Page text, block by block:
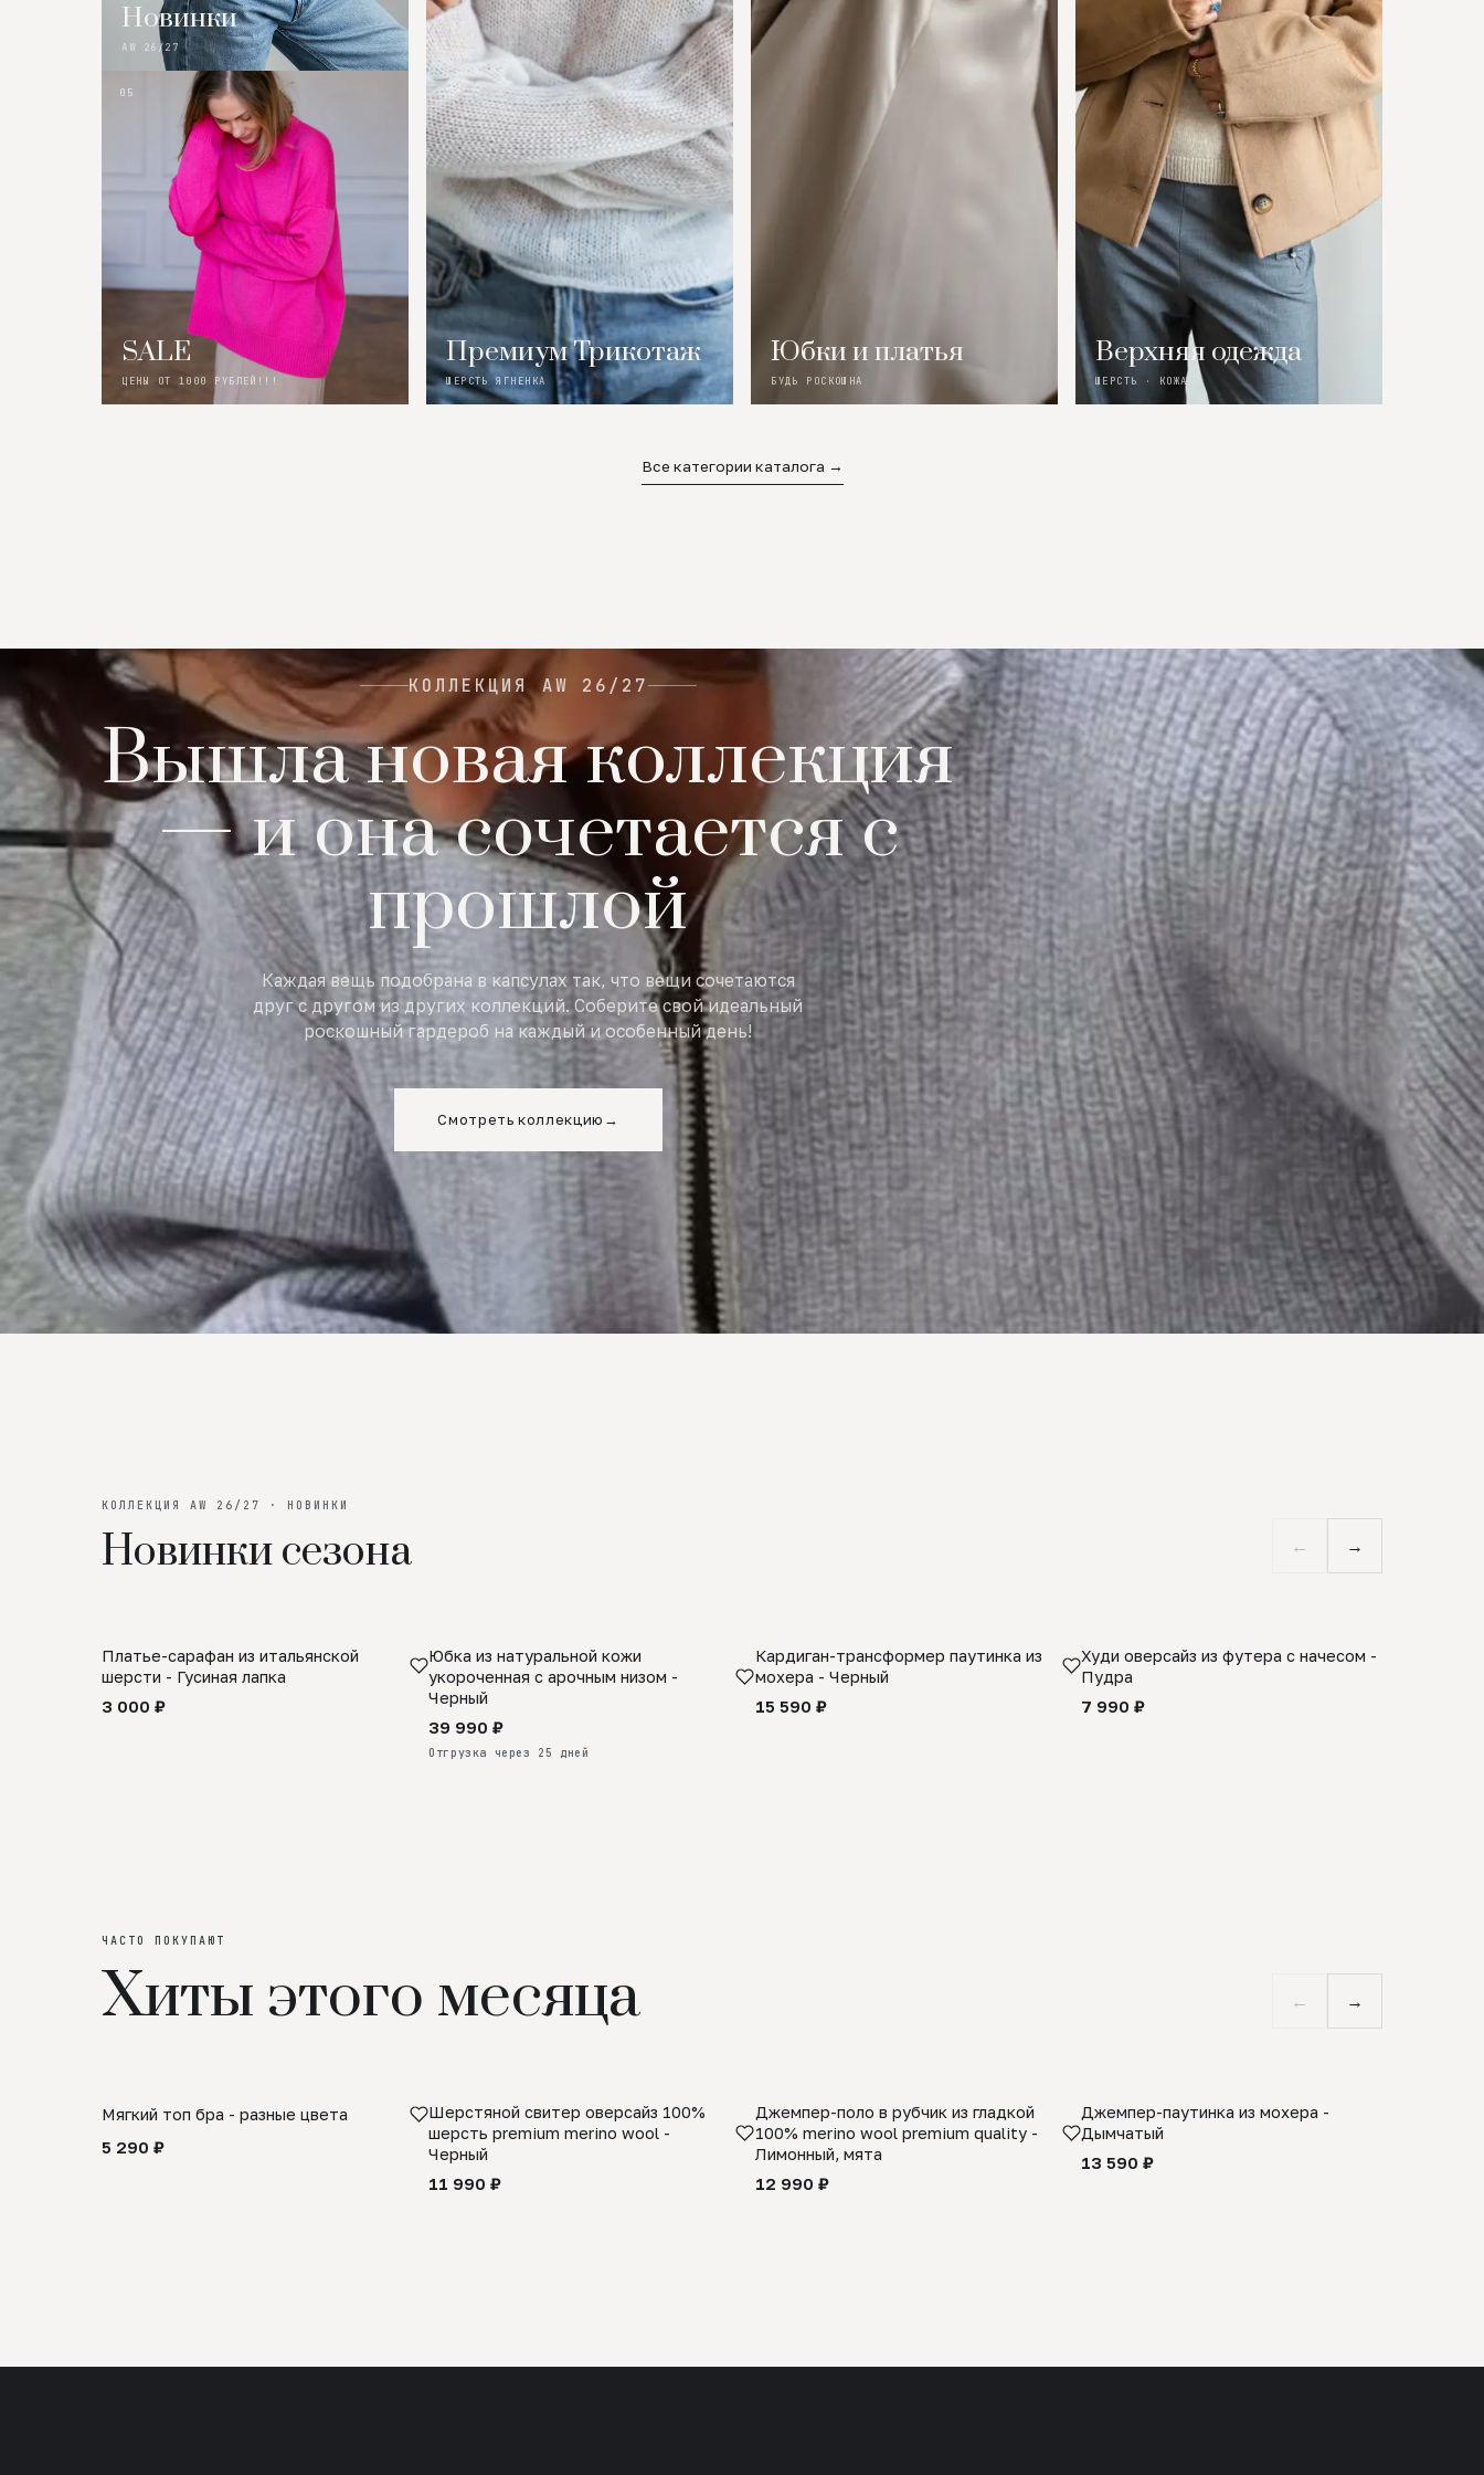
Новинки
AW 26/27
05
SALE
ЦЕНЫ ОТ 1000 РУБЛЕЙ!!!
Премиум Трикотаж
ШЕРСТЬ ЯГНЕНКА
Юбки и платья
БУДЬ РОСКОШНА
Верхняя одежда
ШЕРСТЬ · КОЖА
Все категории каталога →
КОЛЛЕКЦИЯ AW 26/27
Вышла новая коллекция
— и она сочетается с
прошлой
Каждая вещь подобрана в капсулах так, что вещи сочетаются
друг с другом из других коллекций. Соберите свой идеальный
роскошный гардероб на каждый и особенный день!
Смотреть коллекцию →
КОЛЛЕКЦИЯ AW 26/27 · НОВИНКИ
Новинки сезона ← →
SALE
Платье-сарафан из итальянской
шерсти - Гусиная лапка
3 000 ₽
ПРЕДЗАКАЗ
Юбка из натуральной кожи
укороченная с арочным низом -
Черный
39 990 ₽
Отгрузка через 25 дней
Кардиган-трансформер паутинка из
мохера - Черный
15 590 ₽
Худи оверсайз из футера с начесом -
Пудра
7 990 ₽
ЧАСТО ПОКУПАЮТ
Хиты этого месяца ← →
Мягкий топ бра - разные цвета
5 290 ₽
Шерстяной свитер оверсайз 100%
шерсть premium merino wool -
Черный
11 990 ₽
Джемпер-поло в рубчик из гладкой
100% merino wool premium quality -
Лимонный, мята
12 990 ₽
Джемпер-паутинка из мохера -
Дымчатый
13 590 ₽